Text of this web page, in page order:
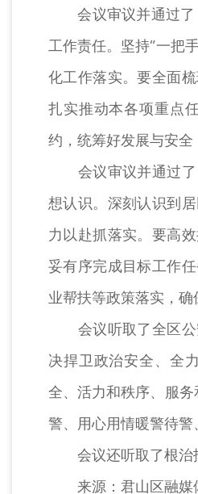
会议审议并通过了
工作责任。坚持“一把
化工作落实。要全面
扎实推动本各项重点
约，统筹好发展与安全
会议审议并通过了
想认识。深刻认识到
力以赴抓落实。要高
妥有序完成目标工作
业帮扶等政策落实，确
会议听取了全区公
决捍卫政治安全、全
全、活力和秩序、服
警、用心用情暖警待警
会议还听取了根治拖
来源：君山区融媒